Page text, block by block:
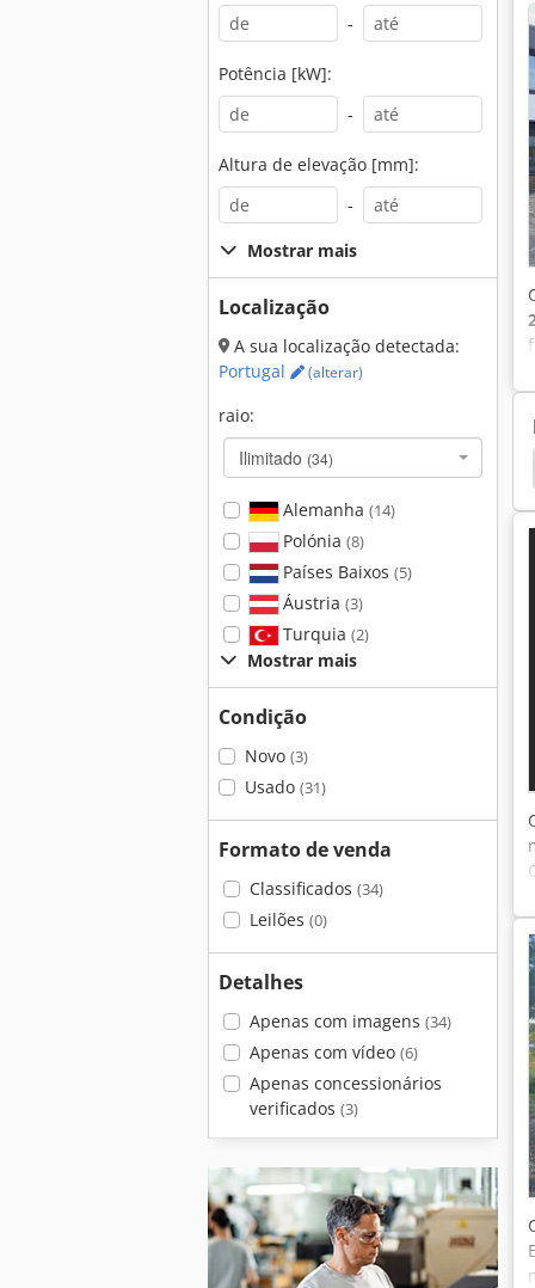
-
Potência [kW]:
-
Altura de elevação [mm]:
-
Mostrar mais
Localização
A sua localização detectada:
Portugal
(alterar)
raio:
Ilimitado (34)
Alemanha (14)
Polónia (8)
Países Baixos (5)
Áustria (3)
Turquia (2)
Mostrar mais
Condição
Novo (3)
Usado (31)
Formato de venda
Classificados (34)
Leilões (0)
Detalhes
Apenas com imagens (34)
Apenas com vídeo (6)
Apenas concessionários
verificados (3)
Hyundai Gerador Komatsu Wb 93